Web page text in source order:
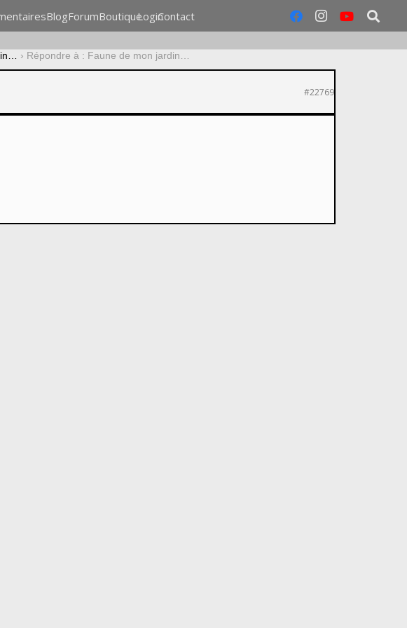
BlogForumBoutiqueLoginContact
› Répondre à : Faune de mon jardin…
#22769